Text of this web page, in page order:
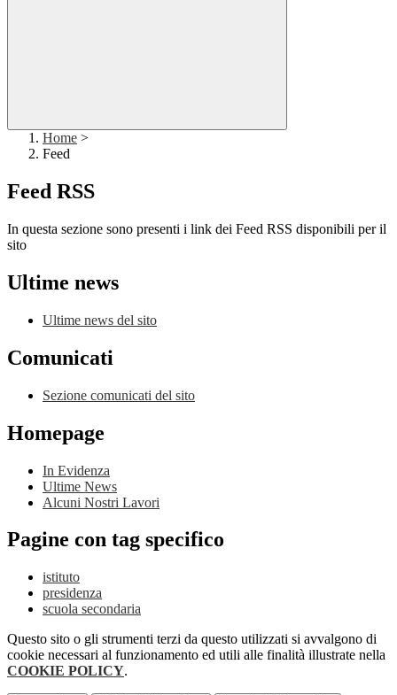
Home >
Feed
Feed RSS
In questa sezione sono presenti i link dei Feed RSS disponibili per il
sito
Ultime news
Ultime news del sito
Comunicati
Sezione comunicati del sito
Homepage
In Evidenza
Ultime News
Alcuni Nostri Lavori
Pagine con tag specifico
istituto
presidenza
scuola secondaria
Questo sito o gli strumenti terzi da questo utilizzati si avvalgono di
cookie necessari al funzionamento ed utili alle finalità illustrate nella
COOKIE POLICY.